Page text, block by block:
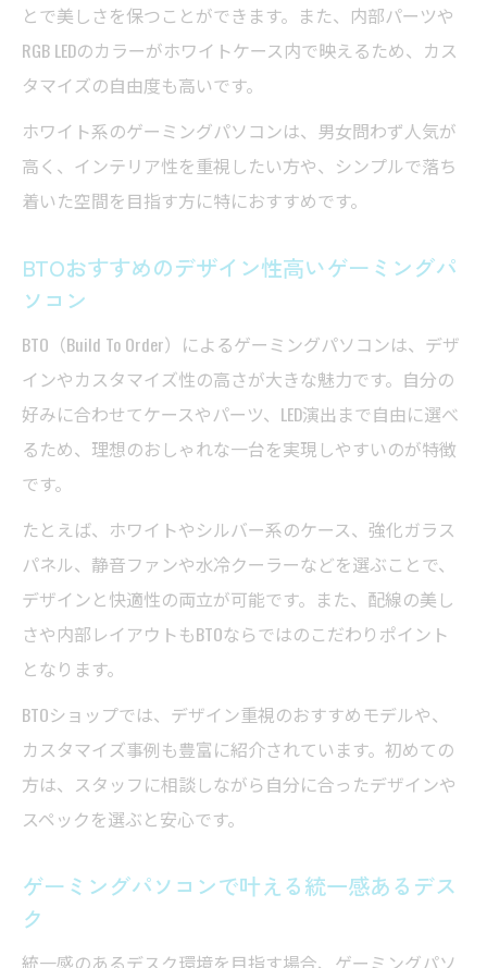
方
カスタマイズで魅せるおしゃれなゲーミン
グパソコン
こだわりのBTOおすすめゲーミングパソコン
術
ゲーミングパソコンで自分だけのデザイン
デスク映えするゲーミングパソコンの選択肢
術
おしゃれなゲーミングパソコンの置き方ア
イデア
ゲーミングパソコンと周辺機器の色統一コ
ホワイト系ゲーミングパソコンで洗練され
た空間
ゲーミングパソコンのデザイン重視ポイン
ト整理
ゲーミングパソコンで実現するカスタマイ
ズ例
自分らしさを引き出すおしゃれなカラー選
択術
BTOおすすめパーツで個性あふれるゲーミン
ゲーミングパソコンのカスタマイズで映え
とで美しさを保つことができます。また、内部パーツや
RGB LEDのカラーがホワイトケース内で映えるため、カス
タマイズの自由度も高いです。
ホワイト系のゲーミングパソコンは、男女問わず人気が
高く、インテリア性を重視したい方や、シンプルで落ち
着いた空間を目指す方に特におすすめです。
BTOおすすめのデザイン性高いゲーミングパ
ソコン
BTO（Build To Order）によるゲーミングパソコンは、デザ
インやカスタマイズ性の高さが大きな魅力です。自分の
好みに合わせてケースやパーツ、LED演出まで自由に選べ
るため、理想のおしゃれな一台を実現しやすいのが特徴
です。
たとえば、ホワイトやシルバー系のケース、強化ガラス
パネル、静音ファンや水冷クーラーなどを選ぶことで、
デザインと快適性の両立が可能です。また、配線の美し
さや内部レイアウトもBTOならではのこだわりポイント
となります。
BTOショップでは、デザイン重視のおすすめモデルや、
カスタマイズ事例も豊富に紹介されています。初めての
方は、スタッフに相談しながら自分に合ったデザインや
スペックを選ぶと安心です。
ゲーミングパソコンで叶える統一感あるデス
ク
統一感のあるデスク環境を目指す場合、ゲーミングパソ